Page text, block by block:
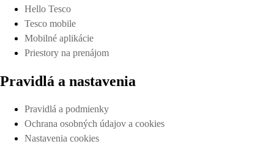
Hello Tesco
Tesco mobile
Mobilné aplikácie
Priestory na prenájom
Pravidlá a nastavenia
Pravidlá a podmienky
Ochrana osobných údajov a cookies
Nastavenia cookies